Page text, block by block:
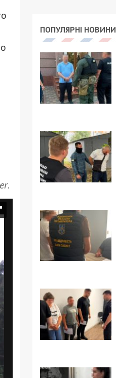
.
ПОПУЛЯРНІ НОВИНИ